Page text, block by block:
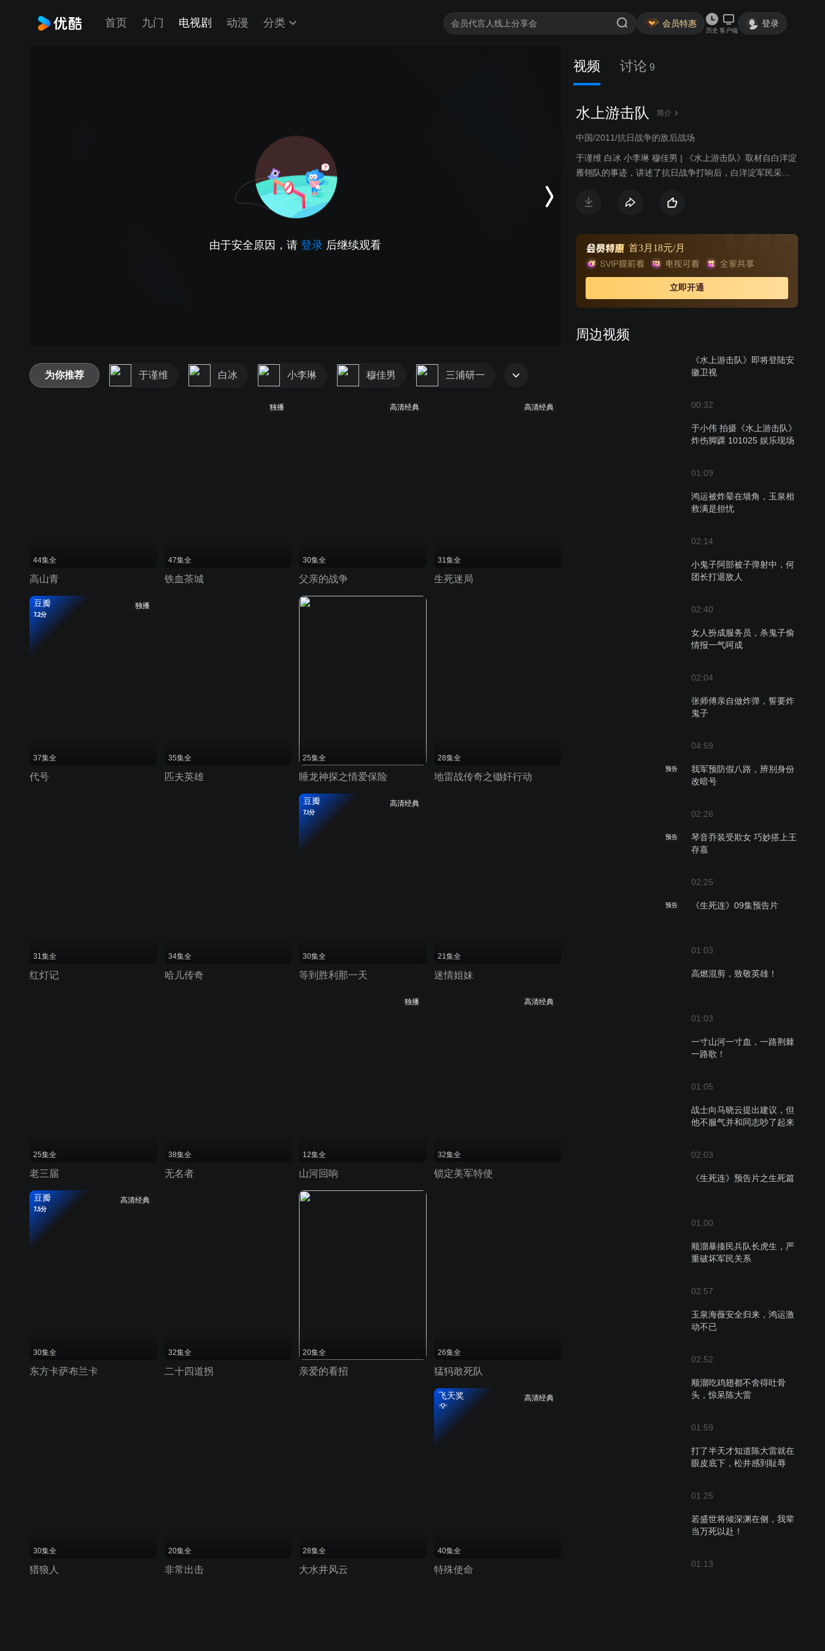
首页 九门 电视剧 动漫 分类 会员特惠
历史 客户端
登录
由于安全原因，请 登录 后继续观看
视频 讨论 9
水上游击队 简介
中国/2011/抗日战争的敌后战场
于谨维 白冰 小李琳 穆佳男 | 《水上游击队》取材自白洋淀
雁翎队的事迹，讲述了抗日战争打响后，白洋淀军民采用
首3月18元/月
立即开通
周边视频
《水上游击队》即将登陆安
徽卫视
00:32
于小伟 拍摄《水上游击队》
炸伤脚踝 101025 娱乐现场
01:09
鸿运被炸晕在墙角，玉泉相
救满是担忧
02:14
小鬼子阿部被子弹射中，何
团长打退敌人
02:40
女人扮成服务员，杀鬼子偷
情报一气呵成
02:04
张师傅亲自做炸弹，誓要炸
鬼子
04:59
预告
我军预防假八路，辨别身份
改暗号
02:26
预告
琴音乔装受欺女 巧妙搭上王
存嘉
02:25
预告 《生死连》09集预告片
01:03
高燃混剪，致敬英雄！
01:03
一寸山河一寸血，一路荆棘
一路歌！
01:05
战士向马晓云提出建议，但
他不服气并和同志吵了起来
02:03
《生死连》预告片之生死篇
01:00
顺溜暴揍民兵队长虎生，严
重破坏军民关系
02:57
玉泉海薇安全归来，鸿运激
动不已
02:52
顺溜吃鸡翅都不舍得吐骨
头，惊呆陈大雷
01:59
打了半天才知道陈大雷就在
眼皮底下，松井感到耻辱
01:25
若盛世将倾深渊在侧，我辈
当万死以赴！
01:13
为你推荐 于谨维 白冰 小李琳 穆佳男 三浦研一
44集全
高山青
独播
47集全
铁血茶城
高清经典
30集全
父亲的战争
高清经典
31集全
生死迷局
独播
豆瓣
7.2分
37集全
代号
35集全
匹夫英雄
25集全
睡龙神探之情爱保险
28集全
地雷战传奇之锄奸行动
31集全
红灯记
34集全
哈儿传奇
高清经典
豆瓣
7.1分
30集全
等到胜利那一天
21集全
迷情姐妹
25集全
老三届
38集全
无名者
独播
12集全
山河回响
高清经典
32集全
锁定美军特使
高清经典
豆瓣
7.5分
30集全
东方卡萨布兰卡
32集全
二十四道拐
20集全
亲爱的看招
26集全
猛犸敢死队
30集全
猎狼人
20集全
非常出击
28集全
大水井风云
高清经典
飞天奖
40集全
特殊使命